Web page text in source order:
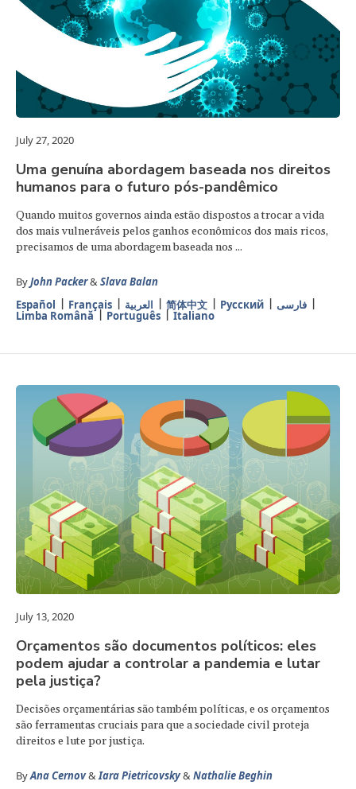
July 27, 2020
Uma genuína abordagem baseada nos direitos
humanos para o futuro pós-pandêmico
Quando muitos governos ainda estão dispostos a trocar a vida
dos mais vulneráveis pelos ganhos econômicos dos mais ricos,
precisamos de uma abordagem baseada nos ...
ByJohn Packer&Slava Balan
Español
Français العربية 简体中文 Русский فارسی
Limba Română Português Italiano
July 13, 2020
Orçamentos são documentos políticos: eles
podem ajudar a controlar a pandemia e lutar
pela justiça?
Decisões orçamentárias são também políticas, e os orçamentos
são ferramentas cruciais para que a sociedade civil proteja
direitos e lute por justiça.
ByAna Cernov&Iara Pietricovsky&Nathalie Beghin